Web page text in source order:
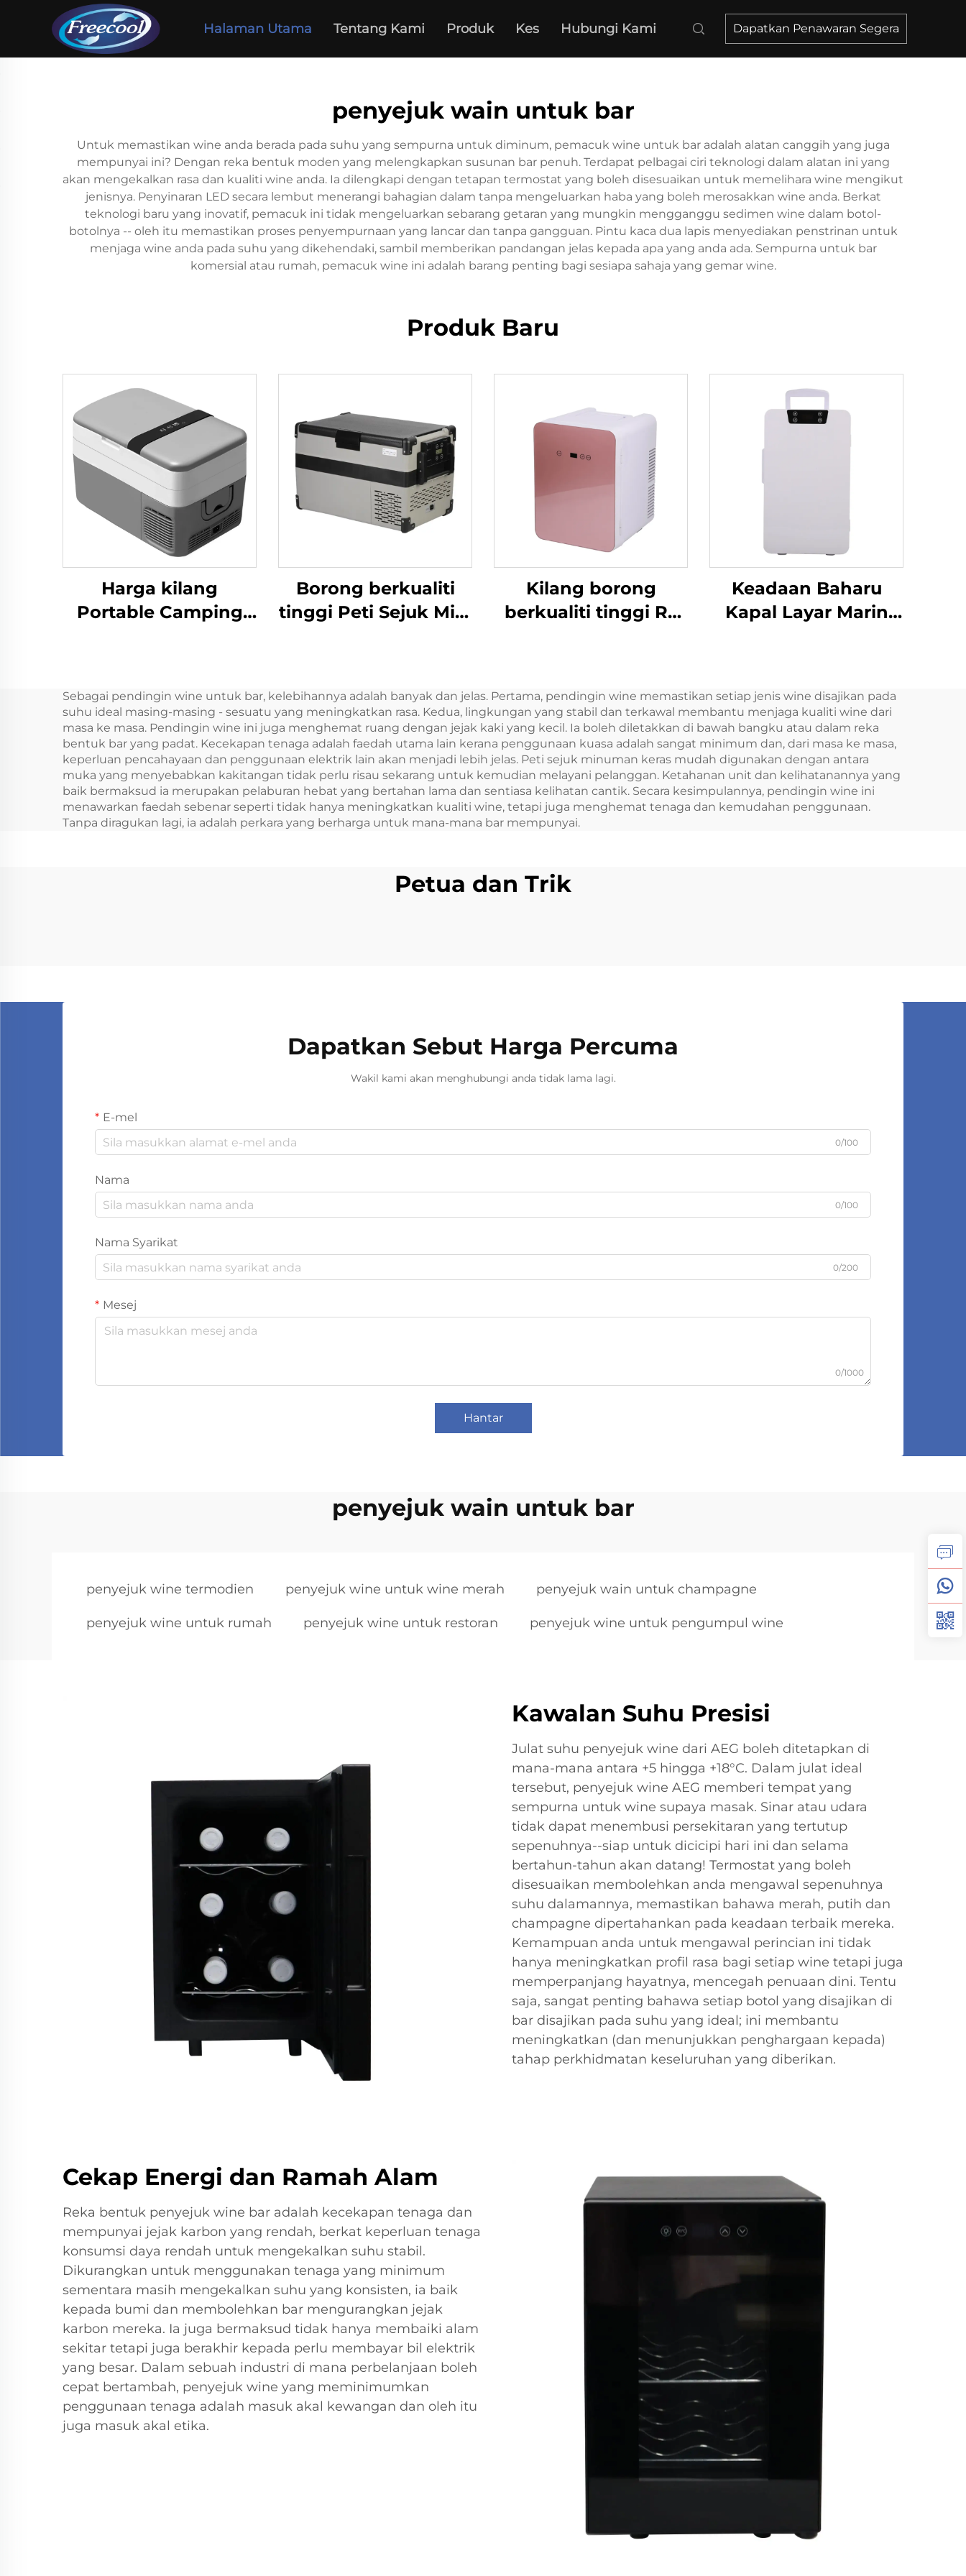
Halaman Utama Tentang Kami Produk Kes Hubungi Kami Dapatkan Penawaran Segera
penyejuk wain untuk bar
Untuk memastikan wine anda berada pada suhu yang sempurna untuk diminum, pemacuk wine untuk bar adalah alatan canggih yang juga
mempunyai ini? Dengan reka bentuk moden yang melengkapkan susunan bar penuh. Terdapat pelbagai ciri teknologi dalam alatan ini yang
akan mengekalkan rasa dan kualiti wine anda. Ia dilengkapi dengan tetapan termostat yang boleh disesuaikan untuk memelihara wine mengikut
jenisnya. Penyinaran LED secara lembut menerangi bahagian dalam tanpa mengeluarkan haba yang boleh merosakkan wine anda. Berkat
teknologi baru yang inovatif, pemacuk ini tidak mengeluarkan sebarang getaran yang mungkin mengganggu sedimen wine dalam botol-
botolnya -- oleh itu memastikan proses penyempurnaan yang lancar dan tanpa gangguan. Pintu kaca dua lapis menyediakan penstrinan untuk
menjaga wine anda pada suhu yang dikehendaki, sambil memberikan pandangan jelas kepada apa yang anda ada. Sempurna untuk bar
komersial atau rumah, pemacuk wine ini adalah barang penting bagi sesiapa sahaja yang gemar wine.
Produk Baru
Harga kilang
Portable Camping
Borong berkualiti
tinggi Peti Sejuk Mini
Sejuk Mudah Alih
Kilang borong
berkualiti tinggi Rv
Keadaan Baharu
Kapal Layar Marin
Dc Terbina Dalam
Peti sejuk Laci Mini
20L Kereta Dc
Terbina Dalam
Sebagai pendingin wine untuk bar, kelebihannya adalah banyak dan jelas. Pertama, pendingin wine memastikan setiap jenis wine disajikan pada
suhu ideal masing-masing - sesuatu yang meningkatkan rasa. Kedua, lingkungan yang stabil dan terkawal membantu menjaga kualiti wine dari
masa ke masa. Pendingin wine ini juga menghemat ruang dengan jejak kaki yang kecil. Ia boleh diletakkan di bawah bangku atau dalam reka
bentuk bar yang padat. Kecekapan tenaga adalah faedah utama lain kerana penggunaan kuasa adalah sangat minimum dan, dari masa ke masa,
keperluan pencahayaan dan penggunaan elektrik lain akan menjadi lebih jelas. Peti sejuk minuman keras mudah digunakan dengan antara
muka yang menyebabkan kakitangan tidak perlu risau sekarang untuk kemudian melayani pelanggan. Ketahanan unit dan kelihatanannya yang
baik bermaksud ia merupakan pelaburan hebat yang bertahan lama dan sentiasa kelihatan cantik. Secara kesimpulannya, pendingin wine ini
menawarkan faedah sebenar seperti tidak hanya meningkatkan kualiti wine, tetapi juga menghemat tenaga dan kemudahan penggunaan.
Tanpa diragukan lagi, ia adalah perkara yang berharga untuk mana-mana bar mempunyai.
Petua dan Trik
Dapatkan Sebut Harga Percuma
Wakil kami akan menghubungi anda tidak lama lagi.
E-mel
0/100
Nama
0/100
Nama Syarikat
0/200
Mesej
0/1000
Hantar
penyejuk wain untuk bar
penyejuk wine termodien penyejuk wine untuk wine merah penyejuk wain untuk champagne
penyejuk wine untuk rumah penyejuk wine untuk restoran penyejuk wine untuk pengumpul wine
Kawalan Suhu Presisi
Julat suhu penyejuk wine dari AEG boleh ditetapkan di
mana-mana antara +5 hingga +18°C. Dalam julat ideal
tersebut, penyejuk wine AEG memberi tempat yang
sempurna untuk wine supaya masak. Sinar atau udara
tidak dapat menembusi persekitaran yang tertutup
sepenuhnya--siap untuk dicicipi hari ini dan selama
bertahun-tahun akan datang! Termostat yang boleh
disesuaikan membolehkan anda mengawal sepenuhnya
suhu dalamannya, memastikan bahawa merah, putih dan
champagne dipertahankan pada keadaan terbaik mereka.
Kemampuan anda untuk mengawal perincian ini tidak
hanya meningkatkan profil rasa bagi setiap wine tetapi juga
memperpanjang hayatnya, mencegah penuaan dini. Tentu
saja, sangat penting bahawa setiap botol yang disajikan di
bar disajikan pada suhu yang ideal; ini membantu
meningkatkan (dan menunjukkan penghargaan kepada)
tahap perkhidmatan keseluruhan yang diberikan.
Cekap Energi dan Ramah Alam
Reka bentuk penyejuk wine bar adalah kecekapan tenaga dan
mempunyai jejak karbon yang rendah, berkat keperluan tenaga
konsumsi daya rendah untuk mengekalkan suhu stabil.
Dikurangkan untuk menggunakan tenaga yang minimum
sementara masih mengekalkan suhu yang konsisten, ia baik
kepada bumi dan membolehkan bar mengurangkan jejak
karbon mereka. Ia juga bermaksud tidak hanya membaiki alam
sekitar tetapi juga berakhir kepada perlu membayar bil elektrik
yang besar. Dalam sebuah industri di mana perbelanjaan boleh
cepat bertambah, penyejuk wine yang meminimumkan
penggunaan tenaga adalah masuk akal kewangan dan oleh itu
juga masuk akal etika.